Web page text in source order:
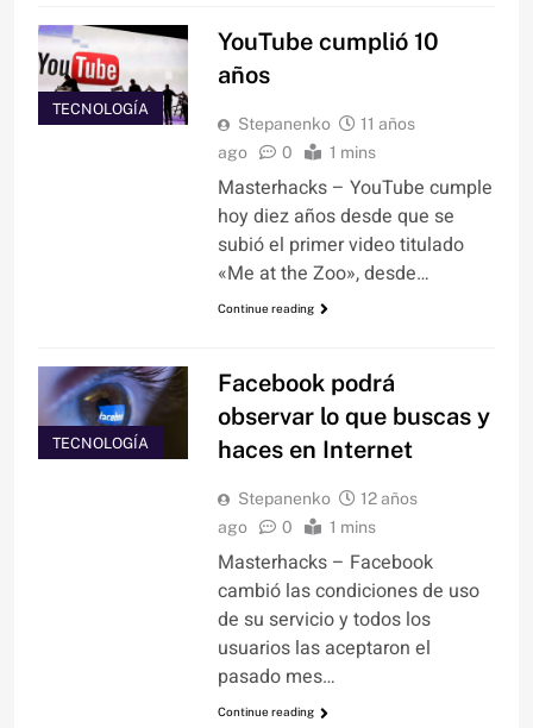
TECNOLOGÍA
YouTube cumplió 10
años
Stepanenko
11 años
ago
0 1 mins
Masterhacks – YouTube cumple
hoy diez años desde que se
subió el primer video titulado
«Me at the Zoo», desde…
Continue reading
TECNOLOGÍA
Facebook podrá
observar lo que buscas y
haces en Internet
Stepanenko
12 años
ago
0 1 mins
Masterhacks – Facebook
cambió las condiciones de uso
de su servicio y todos los
usuarios las aceptaron el
pasado mes…
Continue reading